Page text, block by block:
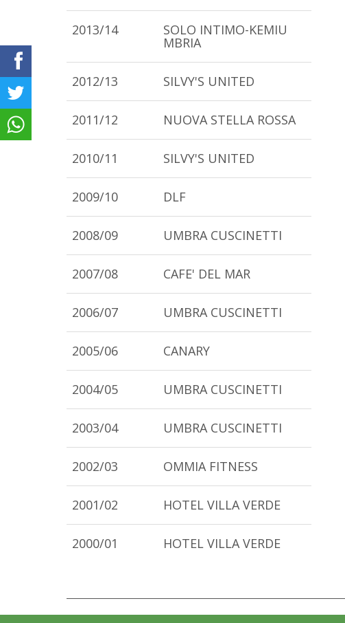
2013/14 SOLO INTIMO-KEMIU
MBRIA
2012/13 SILVY'S UNITED
2011/12 NUOVA STELLA ROSSA
2010/11 SILVY'S UNITED
2009/10 DLF
2008/09 UMBRA CUSCINETTI
2007/08 CAFE' DEL MAR
2006/07 UMBRA CUSCINETTI
2005/06 CANARY
2004/05 UMBRA CUSCINETTI
2003/04 UMBRA CUSCINETTI
2002/03 OMMIA FITNESS
2001/02 HOTEL VILLA VERDE
2000/01 HOTEL VILLA VERDE